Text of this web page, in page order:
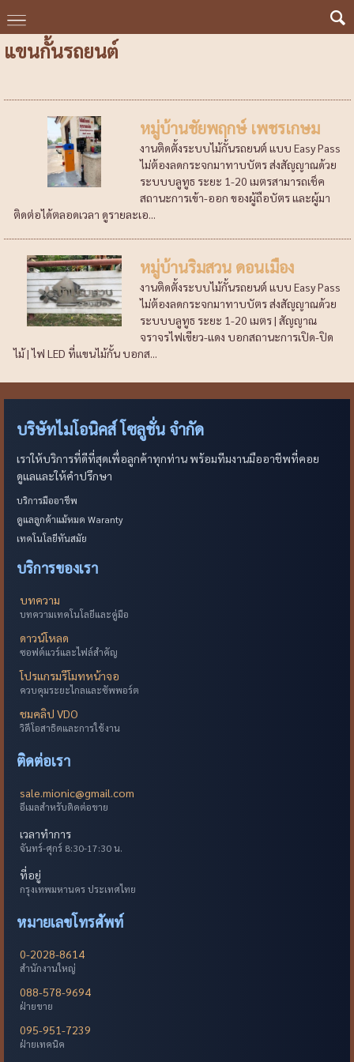
แขนกั้นรถยนต์
หมู่บ้านชัยพฤกษ์ เพชรเกษม
งานติดตั้งระบบไม้กั้นรถยนต์ แบบ Easy Pass
ไม่ต้องลดกระจกมาทาบบัตร ส่งสัญญาณด้วย
ระบบบลูทูธ ระยะ 1-20 เมตรสามารถเช็ค
สถานะการเข้า-ออก ของผู้ถือบัตร และผู้มา
ติดต่อได้ตลอดเวลา ดูรายละเอ...
หมู่บ้านริมสวน ดอนเมือง
งานติดตั้งระบบไม้กั้นรถยนต์ แบบ Easy Pass
ไม่ต้องลดกระจกมาทาบบัตร ส่งสัญญาณด้วย
ระบบบลูทูธ ระยะ 1-20 เมตร | สัญญาณ
จราจรไฟเขียว-แดง บอกสถานะการเปิด-ปิด
ไม้ | ไฟ LED ที่แขนไม้กั้น บอกส...
บริษัทไมโอนิคส์ โซลูชั่น จำกัด
เราให้บริการที่ดีที่สุดเพื่อลูกค้าทุกท่าน พร้อมทีมงานมืออาชีพที่คอย
ดูแลและให้คำปรึกษา
บริการมืออาชีพ
ดูแลลูกค้าแม้หมด Waranty
เทคโนโลยีทันสมัย
บริการของเรา
บทความ
บทความเทคโนโลยีและคู่มือ
ดาวน์โหลด
ซอฟต์แวร์และไฟล์สำคัญ
โปรแกรมรีโมทหน้าจอ
ควบคุมระยะไกลและซัพพอร์ต
ชมคลิป VDO
วิดีโอสาธิตและการใช้งาน
ติดต่อเรา
sale.mionic@gmail.com
อีเมลสำหรับติดต่อขาย
เวลาทำการ
จันทร์-ศุกร์ 8:30-17:30 น.
ที่อยู่
กรุงเทพมหานคร ประเทศไทย
หมายเลขโทรศัพท์
0-2028-8614
สำนักงานใหญ่
088-578-9694
ฝ่ายขาย
095-951-7239
ฝ่ายเทคนิค